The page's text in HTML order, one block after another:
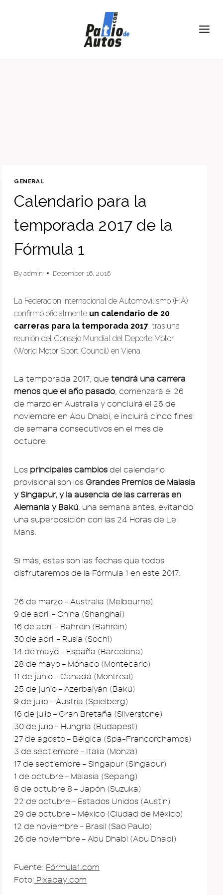
GENERAL
Calendario para la
temporada 2017 de la
Fórmula 1
Byadmin December 16, 2016
La Federación Internacional de Automovilismo (FIA)
confirmó oficialmente un calendario de 20
carreras para la temporada 2017, tras una
reunión del Consejo Mundial del Deporte Motor
(World Motor Sport Council) en Viena.
La temporada 2017, que tendrá una carrera
menos que el año pasado, comenzará el 26
de marzo en Australia y concluirá el 26 de
noviembre en Abu Dhabi, e incluirá cinco fines
de semana consecutivos en el mes de
octubre.
Los principales cambios del calendario
provisional son los Grandes Premios de Malasia
y Singapur, y la ausencia de las carreras en
Alemania y Bakú, una semana antes, evitando
una superposición con las 24 Horas de Le
Mans.
Si más, estas son las fechas que todos
disfrutaremos de la Fórmula 1 en este 2017:
26 de marzo – Australia (Melbourne)
9 de abril – China (Shanghai)
16 de abril – Bahrein (Bahréin)
30 de abril – Rusia (Sochi)
14 de mayo – España (Barcelona)
28 de mayo – Mónaco (Montecarlo)
11 de junio – Canadá (Montreal)
25 de junio – Azerbaiyán (Bakú)
9 de julio – Austria (Spielberg)
16 de julio – Gran Bretaña (Silverstone)
30 de julio – Hungría (Budapest)
27 de agosto – Bélgica (Spa-Francorchamps)
3 de septiembre – Italia (Monza)
17 de septiembre – Singapur (Singapur)
1 de octubre – Malasia (Sepang)
8 de octubre 8 – Japón (Suzuka)
22 de octubre – Estados Unidos (Austin)
29 de octubre – México (Ciudad de México)
12 de noviembre – Brasil (Sao Paulo)
26 de noviembre – Abu Dhabi (Abu Dhabi)
Fuente: Fórmula1.com
Foto: Pixabay.com